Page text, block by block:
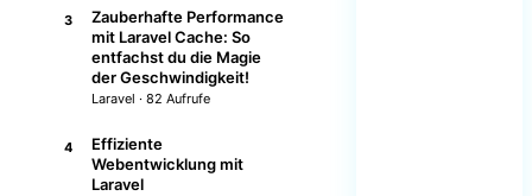
3
Zauberhafte Performance
mit Laravel Cache: So
entfachst du die Magie
der Geschwindigkeit!
Laravel · 82 Aufrufe
4
Effiziente
Webentwicklung mit
Laravel